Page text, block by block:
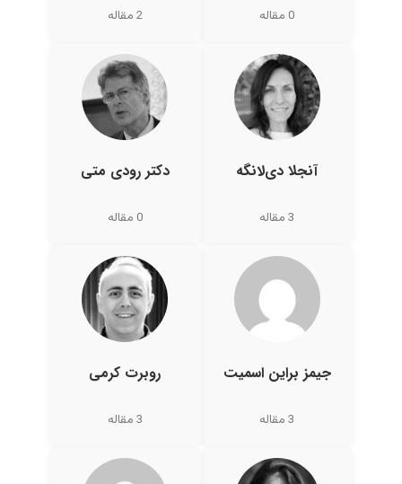
0 مقاله 2 مقاله
آنجلا دی‌لانگه
3 مقاله
دکتر رودی متی
0 مقاله
جیمز براین اسمیت
3 مقاله
روبرت کرمی
3 مقاله